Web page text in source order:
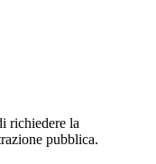
richiedere la
pubblica.